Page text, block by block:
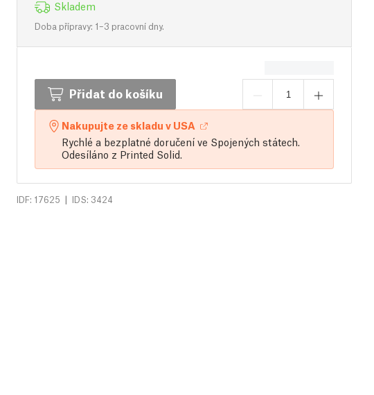
Skladem
Doba přípravy: 1–3 pracovní dny.
Přidat do košíku
Nakupujte ze skladu v USA
Rychlé a bezplatné doručení ve Spojených státech.
Odesíláno z Printed Solid.
IDF: 17625 | IDS: 3424